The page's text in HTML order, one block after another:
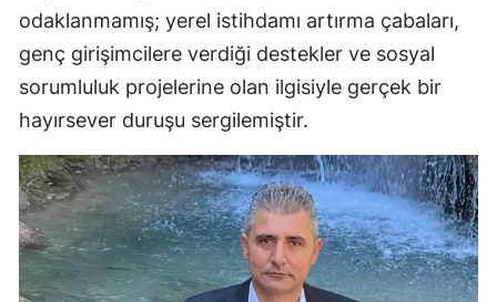
odaklanmamış; yerel istihdamı artırma çabaları,
genç girişimcilere verdiği destekler ve sosyal
sorumluluk projelerine olan ilgisiyle gerçek bir
hayırsever duruşu sergilemiştir.